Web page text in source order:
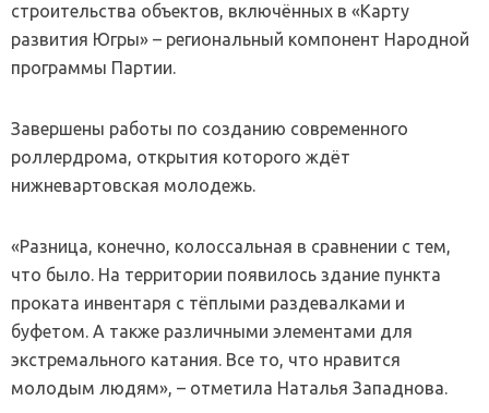
строительства объектов, включённых в «Карту
развития Югры» – региональный компонент Народной
программы Партии.
Завершены работы по созданию современного
роллердрома, открытия которого ждёт
нижневартовская молодежь.
«Разница, конечно, колоссальная в сравнении с тем,
что было. На территории появилось здание пункта
проката инвентаря с тёплыми раздевалками и
буфетом. А также различными элементами для
экстремального катания. Все то, что нравится
молодым людям», – отметила Наталья Западнова.